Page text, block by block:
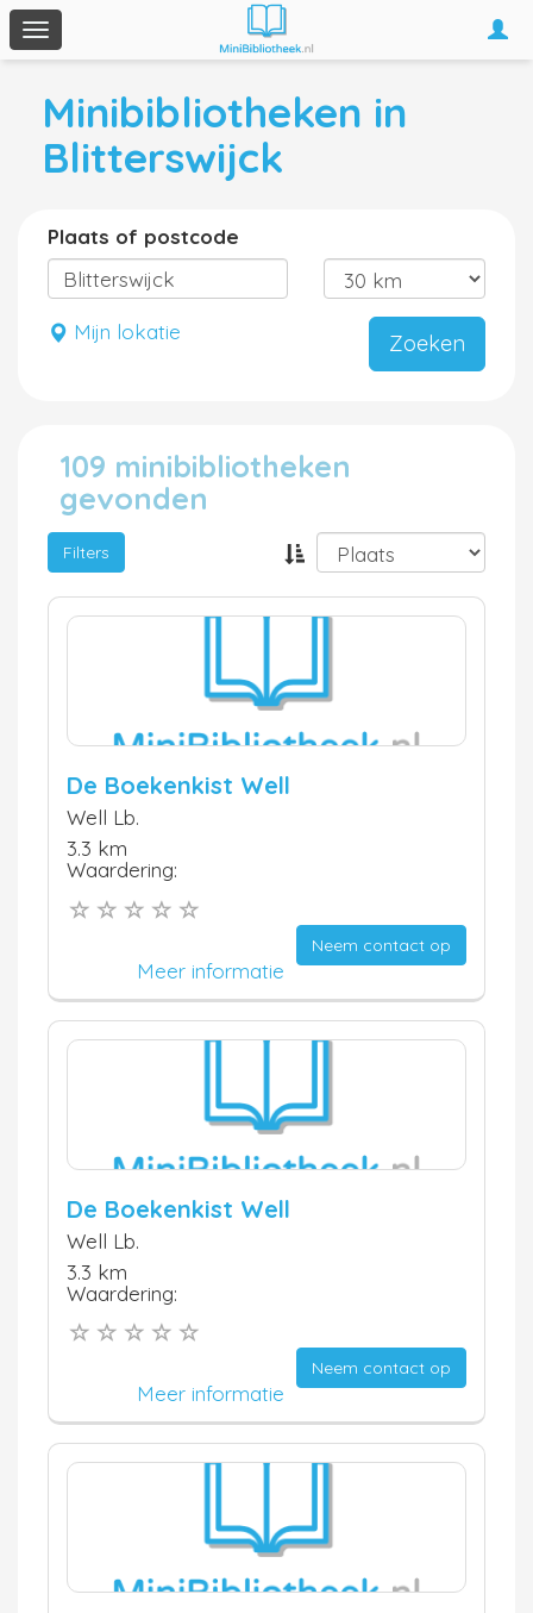
Toggle
navigation
Minibibliotheken in
Blitterswijck
Plaats of postcode
Mijn lokatie Zoeken
109 minibibliotheken
gevonden
Filters
De Boekenkist Well
Well Lb.
3.3 km
Waardering:
Neem contact op
Meer informatie
De Boekenkist Well
Well Lb.
3.3 km
Waardering:
Neem contact op
Meer informatie